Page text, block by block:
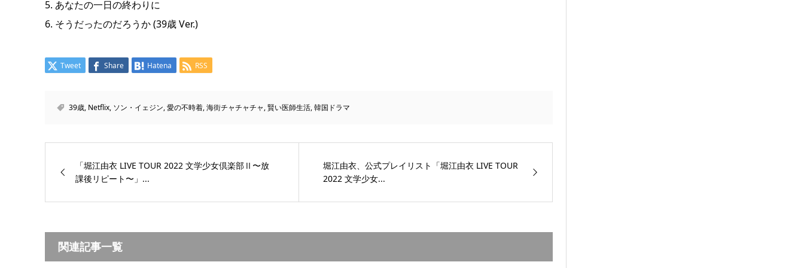
5. あなたの一日の終わりに
6. そうだったのだろうか (39歳 Ver.)
Tweet Share Hatena RSS
39歳, Netflix, ソン・イェジン,愛の不時着,海街チャチャチャ,賢い医師生活,韓国ドラマ
「堀江由衣 LIVE TOUR 2022 文学少女倶楽部Ⅱ〜放
課後リピート〜」...
堀江由衣、公式プレイリスト「堀江由衣 LIVE TOUR
2022 文学少女...
関連記事一覧